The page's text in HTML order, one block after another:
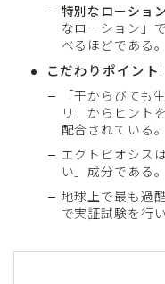
特別なローション
なローション」
べるほどである。
こだわりポイント:
「干からびても
リ」からヒント
配合されている。
エクトビオシス
い」成分である。
地球上で最も過
で実証試験を行